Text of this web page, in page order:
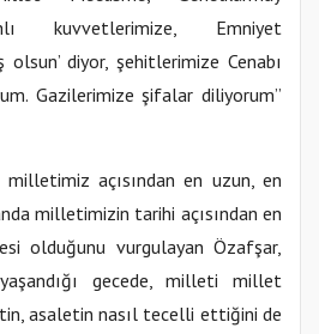
kuvvetlerimize, Emniyet
olsun’ diyor, şehitlerimize Cenabı
Gazilerimize şifalar diliyorum”
açısından en uzun, en
milletimizin tarihi açısından en
olduğunu vurgulayan Özafşar,
yaşandığı gecede, milleti millet
asaletin nasıl tecelli ettiğini de